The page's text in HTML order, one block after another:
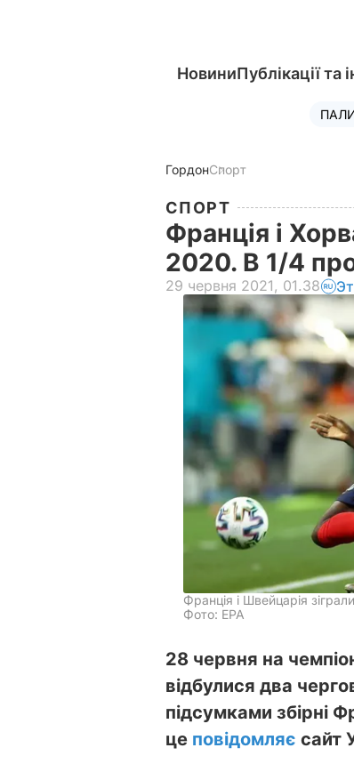
НовиниПублікації та
ГордонСпорт
СПОРТ
Франція і
2020. В 1/4
29 червня 2021, 01.38
Франція і Швейцарія
Фото: EPA
28 червня на
відбулися два
підсумками збірні
це повідомляє сайт